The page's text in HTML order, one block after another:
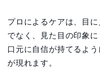
プロによるケアは、目
でなく、見た目の印象
口元に自信が持てるよ
が現れます。